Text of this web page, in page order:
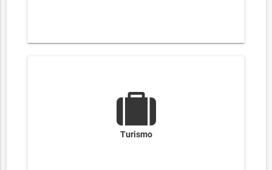
Turismo